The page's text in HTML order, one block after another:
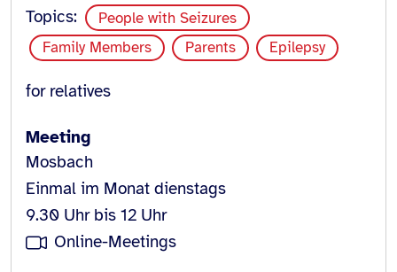
Topics:
People with Seizures
Family Members
Parents Epilepsy
for relatives
Meeting
Mosbach
Einmal im Monat dienstags
9.30 Uhr bis 12 Uhr
Online-Meetings